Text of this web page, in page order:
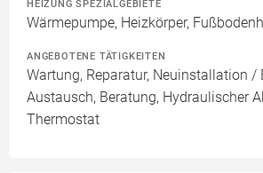
HEIZUNG SPEZIALGEBIETE
Wärmepumpe, Heizkörper,
ANGEBOTENE TÄTIGKEITEN
Wartung, Reparatur, Neuinstallation /
Austausch, Beratung, Hydraulischer
Thermostat